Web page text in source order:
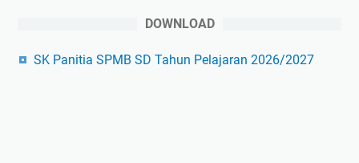
DOWNLOAD
SK Panitia SPMB SD Tahun Pelajaran 2026/2027